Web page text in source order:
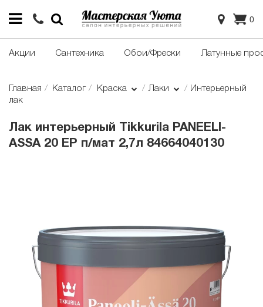
0
Акции Сантехника Обои/Фрески Латунные
Главная Каталог Краска Лаки
Интерьерный
лак
Лак интерьерный Tikkurila PANEELI-
ASSA 20 EP п/мат 2,7л 84664040130